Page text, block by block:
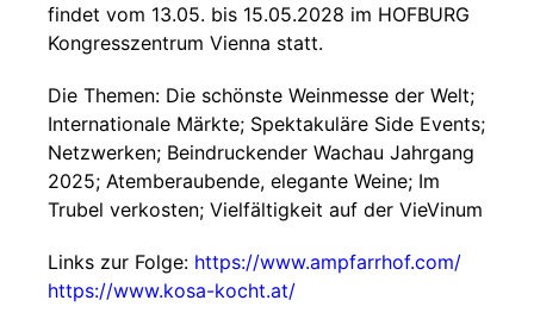
findet vom 13.05. bis 15.05.2028 im HOFBURG
Kongresszentrum Vienna statt.
Die Themen: Die schönste Weinmesse der Welt;
Internationale Märkte; Spektakuläre Side Events;
Netzwerken; Beindruckender Wachau Jahrgang
2025; Atemberaubende, elegante Weine; Im
Trubel verkosten; Vielfältigkeit auf der VieVinum
Links zur Folge: https://www.ampfarrhof.com/
https://www.kosa-kocht.at/